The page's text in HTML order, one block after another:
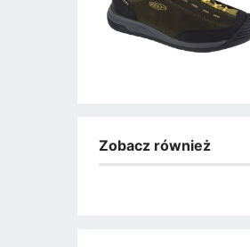
Zobacz również